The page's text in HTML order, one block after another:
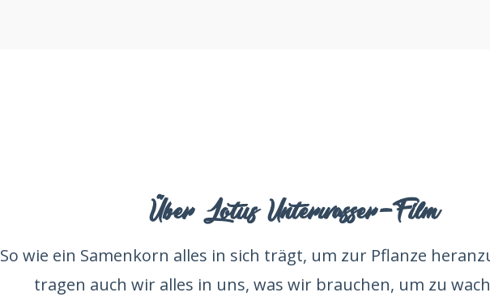
Über Lotus Unterwasser-Film
So wie ein Samenkorn alles in sich trägt, um zur Pflanze
tragen auch wir alles in uns, was wir brauchen, um zu